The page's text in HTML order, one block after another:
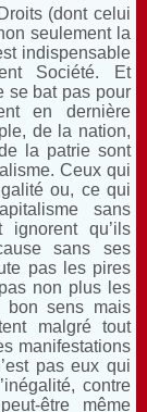
(dont celui
seulement la
indispensable
Société. Et
se bat pas pour
en dernière
de la nation,
la patrie sont
Ceux qui
ou, ce qui
sans
qu’ils
sans ses
pas les pires
non plus les
bon sens mais
malgré tout
manifestations
pas eux qui
contre
être même